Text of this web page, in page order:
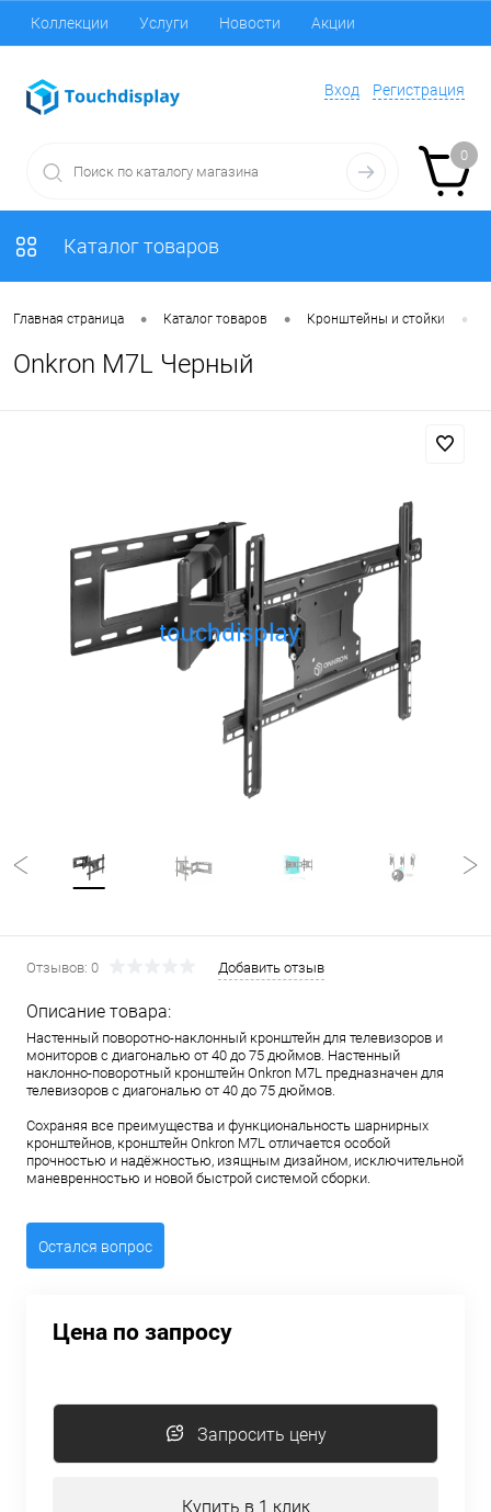
Коллекции Услуги Новости Акции
Вход Регистрация
0
Каталог товаров
Главная страница • Каталог товаров • Кронштейны и стойки •
Onkron M7L Черный
Отзывов: 0 Добавить отзыв
Описание товара:
Настенный поворотно-наклонный кронштейн для телевизоров и
мониторов с диагональю от 40 до 75 дюймов. Настенный
наклонно-поворотный кронштейн Onkron M7L предназначен для
телевизоров с диагональю от 40 до 75 дюймов.
Сохраняя все преимущества и функциональность шарнирных
кронштейнов, кронштейн Onkron M7L отличается особой
прочностью и надёжностью, изящным дизайном, исключительной
маневренностью и новой быстрой системой сборки.
Остался вопрос
Цена по запросу
Запросить цену
Купить в 1 клик